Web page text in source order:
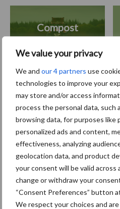
We value your privacy
We and our 4 partners use
technologies to improve your
may store and/or access
process the personal data, such
browsing data, for purposes like
personalized ads and content,
effectiveness, analyzing
geolocation data, and product
your consent will be valid across
change or withdraw your
“Consent Preferences” button
We respect your choices and
Primaire
Sidebar
Recent nieuws
6 aug
"Hoge
voor
Compost
Toon